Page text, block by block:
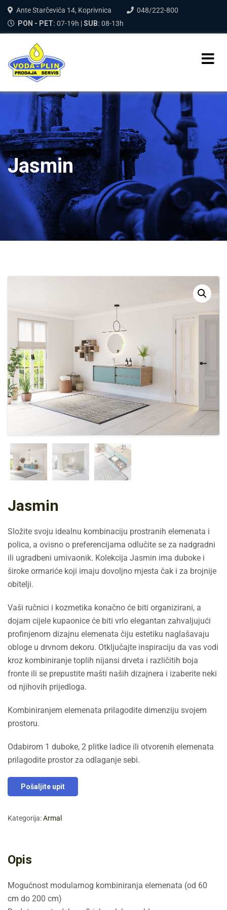
Ante Starčevića 14, Koprivnica
048/222-800
PON - PET: 07-19h |SUB: 08-13h
Jasmin
Jasmin
Složite svoju idealnu kombinaciju prostranih elemenata i
polica, a ovisno o preferencijama odlučite se za nadgradni
ili ugradbeni umivaonik. Kolekcija Jasmin ima duboke i
široke ormariće koji imaju dovoljno mjesta čak i za brojnije
obitelji.
Vaši ručnici i kozmetika konačno će biti organizirani, a
dojam cijele kupaonice će biti vrlo elegantan zahvaljujući
profinjenom dizajnu elemenata čiju estetiku naglašavaju
obloge u drvnom dekoru. Otključajte inspiraciju da vas vodi
kroz kombiniranje toplih nijansi drveta i različitih boja
fronte ili se prepustite mašti naših dizajnera i izaberite neki
od njihovih prijedloga.
Kombiniranjem elemenata prilagodite dimenziju svojem
prostoru.
Odabirom 1 duboke, 2 plitke ladice ili otvorenih elemenata
prilagodite prostor za odlaganje sebi.
Pošaljite upit
Kategorija:Armal
Opis
Mogućnost modularnog kombiniranja elemenata (od 60
cm do 200 cm)